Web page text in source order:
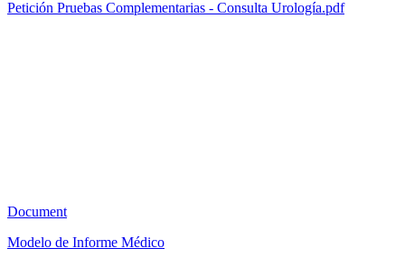
Petición Pruebas Complementarias - Consulta Urología.pdf
Document
Modelo de Informe Médico